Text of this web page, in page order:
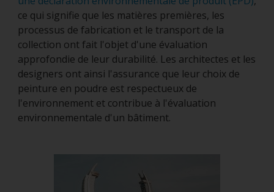
ce qui signifie que les matières premières, les
processus de fabrication et le transport de la
collection ont fait l'objet d'une évaluation
approfondie de leur durabilité. Les architectes et les
designers ont ainsi l'assurance que leur choix de
peinture en poudre est respectueux de
l'environnement et contribue à l'évaluation
environnementale d'un bâtiment.